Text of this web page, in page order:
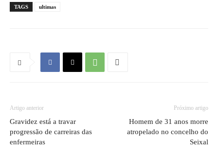
TAGS ultimas
Artigo anterior
Gravidez está a travar
progressão de carreiras das
enfermeiras
Próximo artigo
Homem de 31 anos morre
atropelado no concelho do
Seixal